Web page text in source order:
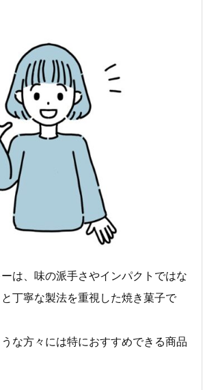
は、味の派手さやインパクトではな
丁寧な製法を重視した焼き菓子で
な方々には特におすすめできる商品